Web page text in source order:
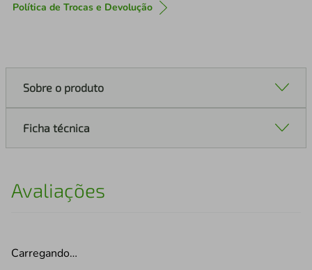
Política de Trocas e Devolução
Sobre o produto
Ficha técnica
Avaliações
Carregando…